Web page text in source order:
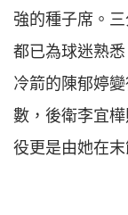
強的種子席。
都已為球迷熟
冷箭的陳郁婷
數，後衛李宜
役更是由她在